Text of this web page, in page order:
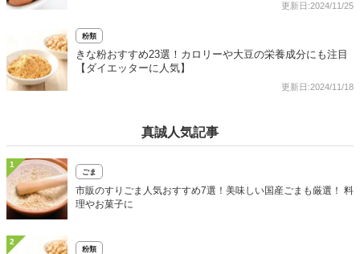
更新日:2024/11/25
粉類
きな粉おすすめ23選！カロリーや大豆の栄養成分にも注目
【ダイエッターに人気】
更新日:2024/11/18
真誠人気記事
1
ごま
市販のすりごま人気おすすめ7選！美味しい国産ごまも厳選！ 料
理やお菓子に
2
粉類